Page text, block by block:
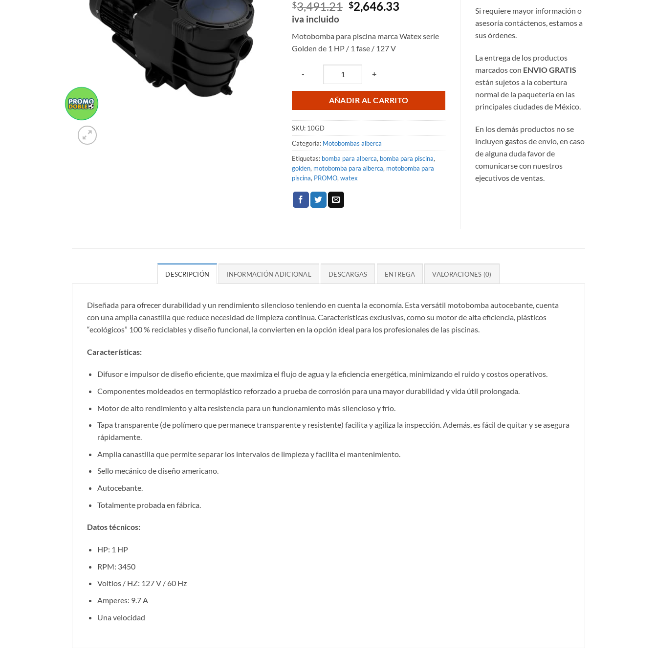
$3,491.21 El
precio
era:
$3,491.21.
$2,646.33
es:
iva incluido
Motobomba para piscina marca Watex serie
Golden de 1 HP / 1 fase / 127 V
- +
AÑADIR AL CARRITO
SKU: 10GD
Categoría: Motobombas alberca
Etiquetas: bomba para alberca, bomba para piscina,
golden, motobomba para alberca, motobomba para
piscina, PROMO, watex
Si requiere mayor información o
asesoría contáctenos, estamos a
sus órdenes.
La entrega de los productos
marcados con ENVIO GRATIS
están sujetos a la cobertura
normal de la paquetería en las
principales ciudades de México.
En los demás productos no se
incluyen gastos de envío, en caso
de alguna duda favor de
comunicarse con nuestros
ejecutivos de ventas.
DESCRIPCIÓN INFORMACIÓN ADICIONAL DESCARGAS ENTREGA VALORACIONES (0)
Diseñada para ofrecer durabilidad y un rendimiento silencioso teniendo en cuenta la economía. Esta versátil motobomba autocebante, cuenta
con una amplia canastilla que reduce necesidad de limpieza continua. Características exclusivas, como su motor de alta eficiencia, plásticos
“ecológicos” 100 % reciclables y diseño funcional, la convierten en la opción ideal para los profesionales de las piscinas.
Características:
Difusor e impulsor de diseño eficiente, que maximiza el flujo de agua y la eficiencia energética, minimizando el ruido y costos operativos.
Componentes moldeados en termoplástico reforzado a prueba de corrosión para una mayor durabilidad y vida útil prolongada.
Motor de alto rendimiento y alta resistencia para un funcionamiento más silencioso y frío.
Tapa transparente (de polímero que permanece transparente y resistente) facilita y agiliza la inspección. Además, es fácil de quitar y se asegura
rápidamente.
Amplia canastilla que permite separar los intervalos de limpieza y facilita el mantenimiento.
Sello mecánico de diseño americano.
Autocebante.
Totalmente probada en fábrica.
Datos técnicos:
HP: 1 HP
RPM: 3450
Voltios / HZ: 127 V / 60 Hz
Amperes: 9.7 A
Una velocidad